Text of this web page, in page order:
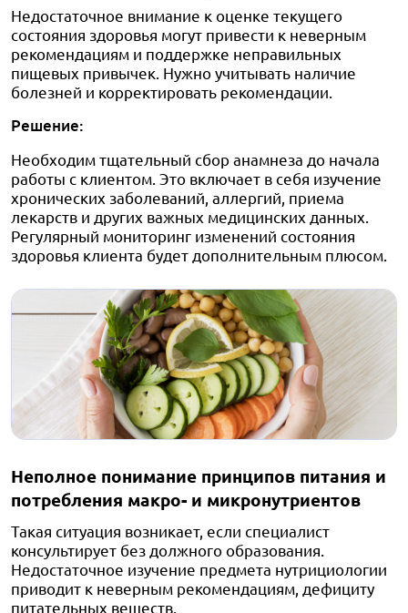
Недостаточное внимание к оценке текущего
состояния здоровья могут привести к неверным
рекомендациям и поддержке неправильных
пищевых привычек. Нужно учитывать наличие
болезней и корректировать рекомендации.
Решение:
Необходим тщательный сбор анамнеза до начала
работы с клиентом. Это включает в себя изучение
хронических заболеваний, аллергий, приема
лекарств и других важных медицинских данных.
Регулярный мониторинг изменений состояния
здоровья клиента будет дополнительным плюсом.
Неполное понимание принципов питания и
потребления макро- и микронутриентов
Такая ситуация возникает, если специалист
консультирует без должного образования.
Недостаточное изучение предмета нутрициологии
приводит к неверным рекомендациям, дефициту
питательных веществ.